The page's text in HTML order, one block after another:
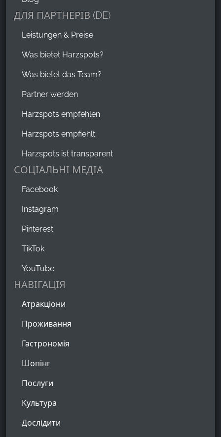
ДЛЯ ПАРТНЕРІВ (DE)
Leistungen & Preise
Was bietet Harzspots?
Was bietet das Team?
Partner werden
Harzspots empfehlen
Harzspots empfiehlt
Harzspots ist transparent
СОЦІАЛЬНІ МЕДІА
Facebook
Instagram
Pinterest
TikTok
YouTube
НАВІГАЦІЯ
Атракціони
Проживання
Гастрономія
Шопінг
Послуги
Культура
Дослідити